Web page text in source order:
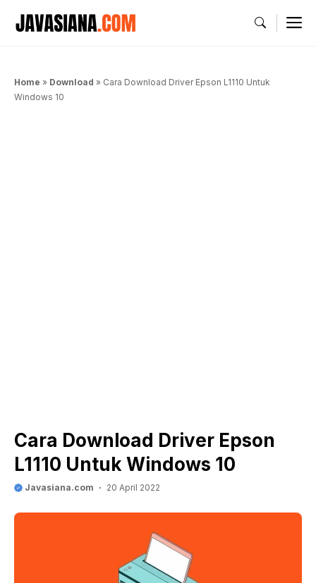
Home » Download » Cara Download Driver Epson L1110 Untuk
Windows 10
Cara Download Driver Epson
L1110 Untuk Windows 10
Javasiana.com 20 April 2022